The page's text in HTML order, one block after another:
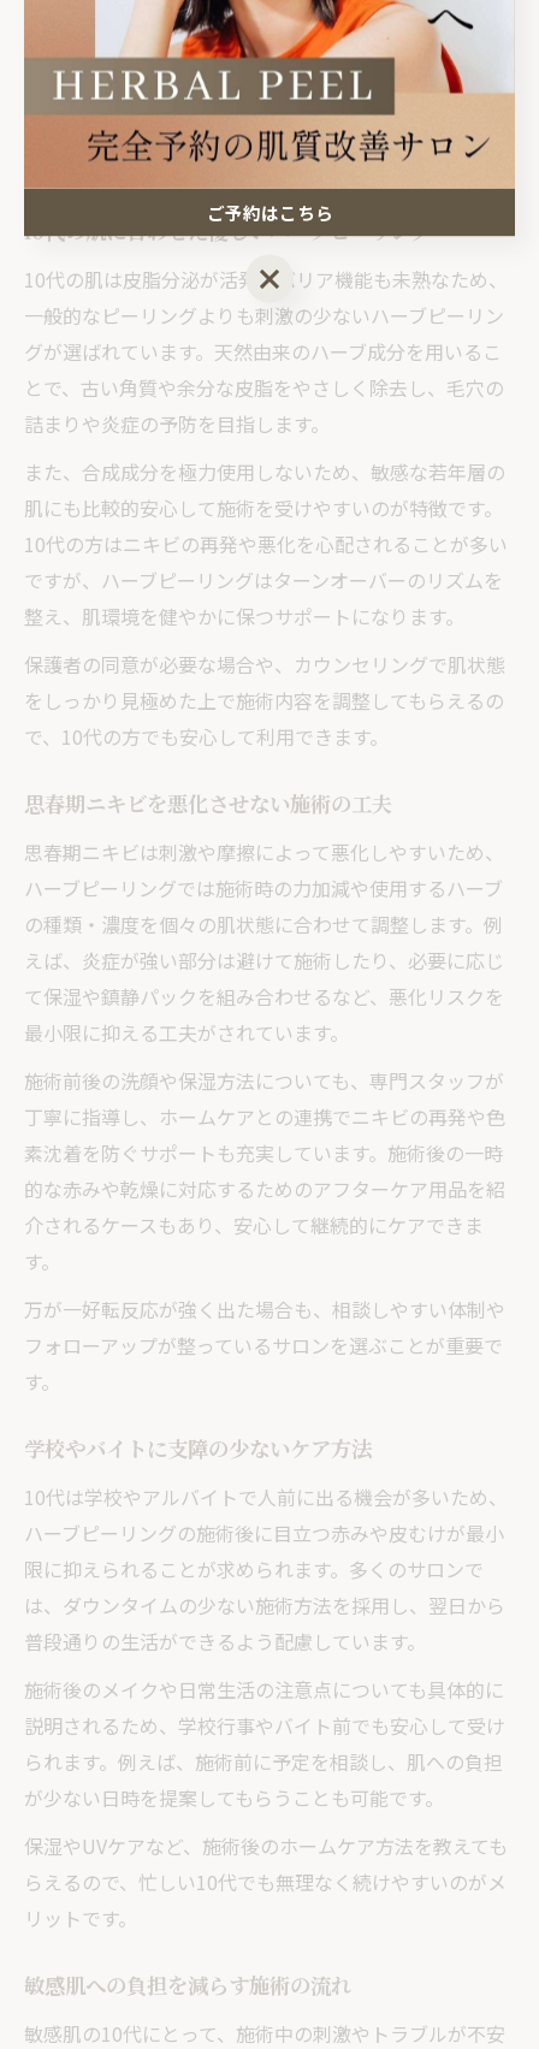
ロンでは、10代の利用実績が豊富で、学校生活や部活動
への影響も最小限になるよう配慮されています。
施術後に万が一赤みや乾燥などの好転反応が出た場合で
も、アフターケアの方法や注意点を具体的に案内しても
らえるため、初心者でも安心して施術に臨めます。
10代の肌に合わせた優しいハーブピーリング
10代の肌は皮脂分泌が活発でバリア機能も未熟なため、
一般的なピーリングよりも刺激の少ないハーブピーリン
グが選ばれています。天然由来のハーブ成分を用いるこ
とで、古い角質や余分な皮脂をやさしく除去し、毛穴の
詰まりや炎症の予防を目指します。
また、合成成分を極力使用しないため、敏感な若年層の
肌にも比較的安心して施術を受けやすいのが特徴です。
10代の方はニキビの再発や悪化を心配されることが多い
ですが、ハーブピーリングはターンオーバーのリズムを
整え、肌環境を健やかに保つサポートになります。
保護者の同意が必要な場合や、カウンセリングで肌状態
をしっかり見極めた上で施術内容を調整してもらえるの
で、10代の方でも安心して利用できます。
思春期ニキビを悪化させない施術の工夫
思春期ニキビは刺激や摩擦によって悪化しやすいため、
ハーブピーリングでは施術時の力加減や使用するハーブ
の種類・濃度を個々の肌状態に合わせて調整します。例
えば、炎症が強い部分は避けて施術したり、必要に応じ
て保湿や鎮静パックを組み合わせるなど、悪化リスクを
最小限に抑える工夫がされています。
施術前後の洗顔や保湿方法についても、専門スタッフが
丁寧に指導し、ホームケアとの連携でニキビの再発や色
素沈着を防ぐサポートも充実しています。施術後の一時
的な赤みや乾燥に対応するためのアフターケア用品を紹
介されるケースもあり、安心して継続的にケアできま
す。
万が一好転反応が強く出た場合も、相談しやすい体制や
フォローアップが整っているサロンを選ぶことが重要で
す。
学校やバイトに支障の少ないケア方法
10代は学校やアルバイトで人前に出る機会が多いため、
ハーブピーリングの施術後に目立つ赤みや皮むけが最小
限に抑えられることが求められます。多くのサロンで
は、ダウンタイムの少ない施術方法を採用し、翌日から
普段通りの生活ができるよう配慮しています。
施術後のメイクや日常生活の注意点についても具体的に
説明されるため、学校行事やバイト前でも安心して受け
られます。例えば、施術前に予定を相談し、肌への負担
が少ない日時を提案してもらうことも可能です。
保湿やUVケアなど、施術後のホームケア方法を教えても
らえるので、忙しい10代でも無理なく続けやすいのがメ
リットです。
敏感肌への負担を減らす施術の流れ
敏感肌の10代にとって、施術中の刺激やトラブルが不安
ご予約はこちら
ご予約はこちら